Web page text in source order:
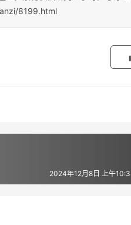
8199.html
2024年12月8日 上午